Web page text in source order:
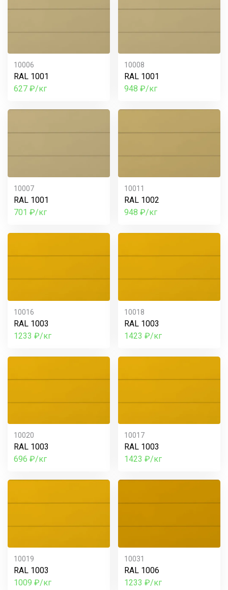
10006
RAL 1001
627 ₽/кг
10008
RAL 1001
948 ₽/кг
10007
RAL 1001
701 ₽/кг
10011
RAL 1002
948 ₽/кг
10016
RAL 1003
1233 ₽/кг
10018
RAL 1003
1423 ₽/кг
10020
RAL 1003
696 ₽/кг
10017
RAL 1003
1423 ₽/кг
10019
RAL 1003
1009 ₽/кг
10031
RAL 1006
1233 ₽/кг